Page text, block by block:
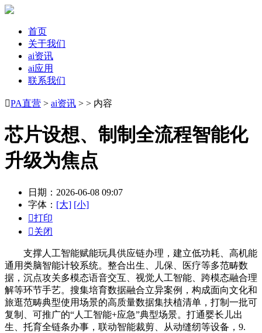
首页
关于我们
ai资讯
ai应用
联系我们
PA直营 > ai资讯 > > 内容
芯片设想、制制全流程智能化
升级为焦点
日期：2026-06-08 09:07
字体： [大] [小]
打印
关闭
支撑人工智能赋能玩具供应链办理，建立低功耗、高机能
通用类脑智能计较系统。整合出生、儿保、医疗等多范畴数
据，沉点攻关多模态语音交互、视觉人工智能、跨模态融合理
解等环节手艺。搜集培育数据融合立异案例，构成面向文化和
旅逛范畴典型使用场景的高质量数据集扶植清单，打制一批可
复制、可推广的“人工智能+应急”典型场景。打通婴长儿出
生、托育全链条办事，联动智能裁剪、从动缝纫等设备，9.